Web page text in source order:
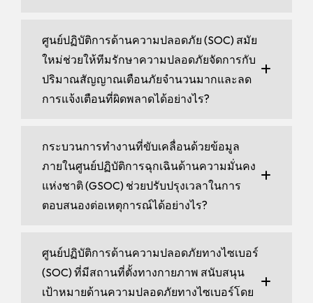
ศูนย์ปฏิบัติการด้านความปลอดภัย (SOC) สมัย
ใหม่ช่วยให้ทีมรักษาความปลอดภัยจัดการกับ
ปริมาณสัญญาณเตือนภัยจำนวนมากและลด
การแจ้งเตือนที่ผิดพลาดได้อย่างไร?
กระบวนการทำงานที่ขับเคลื่อนด้วยข้อมูล
ภายในศูนย์ปฏิบัติการฉุกเฉินด้านความมั่นคง
แห่งชาติ (GSOC) ช่วยปรับปรุงเวลาในการ
ตอบสนองต่อเหตุการณ์ได้อย่างไร?
ศูนย์ปฏิบัติการด้านความปลอดภัยทางไซเบอร์
(SOC) ที่มีสถานที่ตั้งทางกายภาพ สนับสนุน
เป้าหมายด้านความปลอดภัยทางไซเบอร์โดย